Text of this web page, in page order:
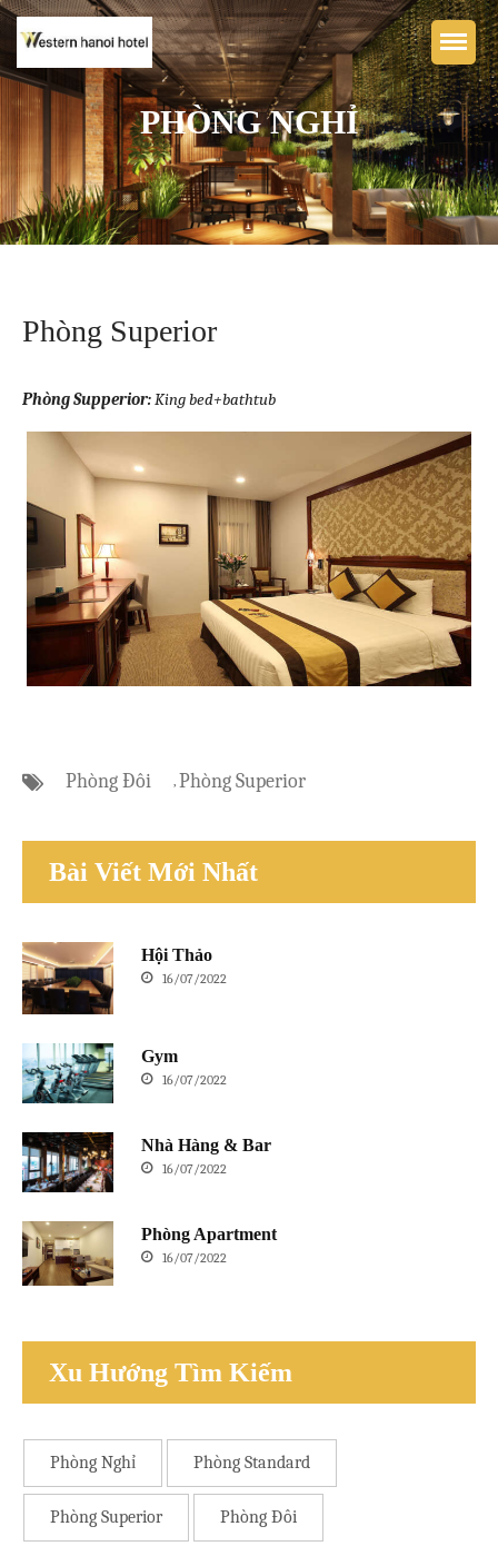
Trang chủ
KHÁCH SẠN BOUTIQUE
WESTERN HÀ NỘI
Thư viện ảnh
Liên hệ
Đặt ngay
PHÒNG NGHỈ
Phòng Superior
Phòng Supperior:King bed+bathtub
Phòng Đôi Phòng Superior
Bài Viết Mới Nhất
Hội Thảo
16/07/2022
Gym
16/07/2022
Nhà Hàng & Bar
16/07/2022
Phòng Apartment
16/07/2022
Xu Hướng Tìm Kiếm
Phòng Nghỉ Phòng Standard
Phòng Superior Phòng Đôi